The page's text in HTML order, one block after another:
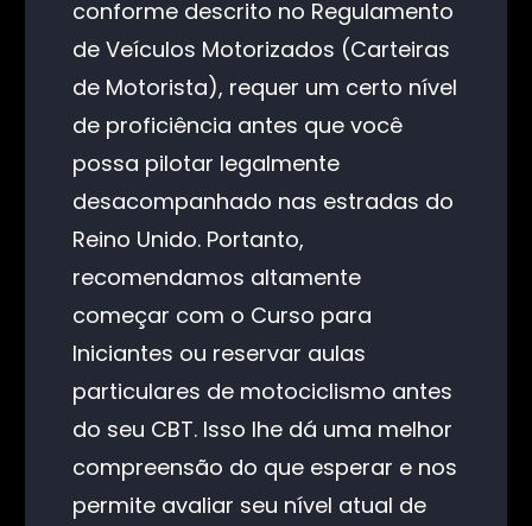
conforme descrito no Regulamento
de Veículos Motorizados (Carteiras
de Motorista), requer um certo nível
de proficiência antes que você
possa pilotar legalmente
desacompanhado nas estradas do
Reino Unido. Portanto,
recomendamos altamente
começar com o Curso para
Iniciantes ou reservar aulas
particulares de motociclismo antes
do seu CBT. Isso lhe dá uma melhor
compreensão do que esperar e nos
permite avaliar seu nível atual de